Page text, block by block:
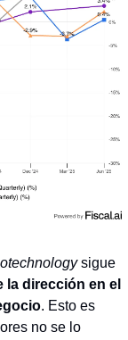
sigue
la dirección en el
. Esto es
no se lo